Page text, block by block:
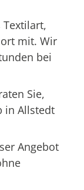
Textilart,
mit. Wir
bei
Sie,
in Allstedt
Angebot